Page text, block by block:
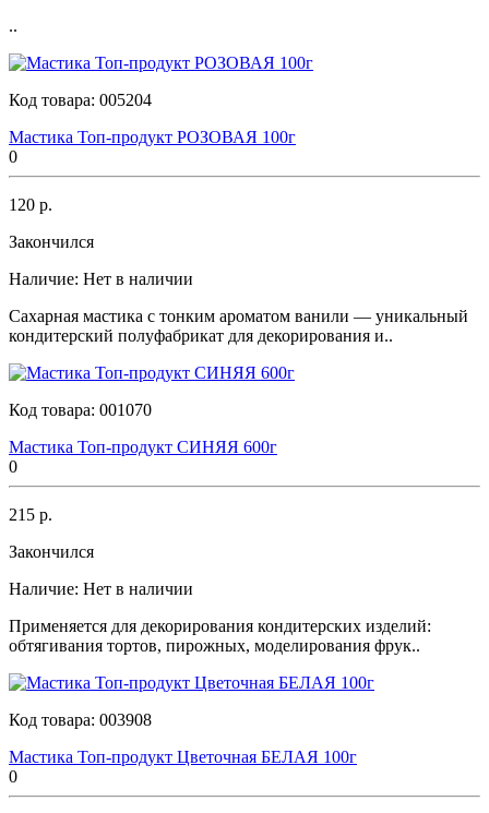
..
Код товара: 005204
Мастика Топ-продукт РОЗОВАЯ 100г
0
120 р.
Закончился
Наличие: Нет в наличии
Сахарная мастика с тонким ароматом ванили — уникальный
кондитерский полуфабрикат для декорирования и..
Код товара: 001070
Мастика Топ-продукт СИНЯЯ 600г
0
215 р.
Закончился
Наличие: Нет в наличии
Применяется для декорирования кондитерских изделий:
обтягивания тортов, пирожных, моделирования фрук..
Код товара: 003908
Мастика Топ-продукт Цветочная БЕЛАЯ 100г
0